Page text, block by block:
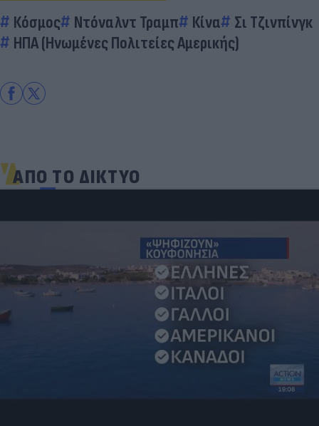
Κόσμος Ντόναλντ Τραμπ Κίνα
Σι Τζινπίνγκ
ΗΠΑ (Ηνωμένες Πολιτείες Αμερικής)
ΑΠΟ ΤΟ ΔΙΚΤΥΟ